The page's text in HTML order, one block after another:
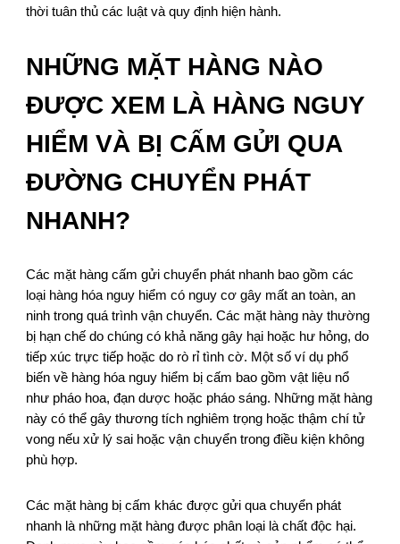
thời tuân thủ các luật và quy định hiện hành.
NHỮNG MẶT HÀNG NÀO
ĐƯỢC XEM LÀ HÀNG NGUY
HIỂM VÀ BỊ CẤM GỬI QUA
ĐƯỜNG CHUYỂN PHÁT
NHANH?
Các mặt hàng cấm gửi chuyển phát nhanh bao gồm các
loại hàng hóa nguy hiểm có nguy cơ gây mất an toàn, an
ninh trong quá trình vận chuyển. Các mặt hàng này thường
bị hạn chế do chúng có khả năng gây hại hoặc hư hỏng, do
tiếp xúc trực tiếp hoặc do rò rỉ tình cờ. Một số ví dụ phổ
biến về hàng hóa nguy hiểm bị cấm bao gồm vật liệu nổ
như pháo hoa, đạn dược hoặc pháo sáng. Những mặt hàng
này có thể gây thương tích nghiêm trọng hoặc thậm chí tử
vong nếu xử lý sai hoặc vận chuyển trong điều kiện không
phù hợp.
Các mặt hàng bị cấm khác được gửi qua chuyển phát
nhanh là những mặt hàng được phân loại là chất độc hại.